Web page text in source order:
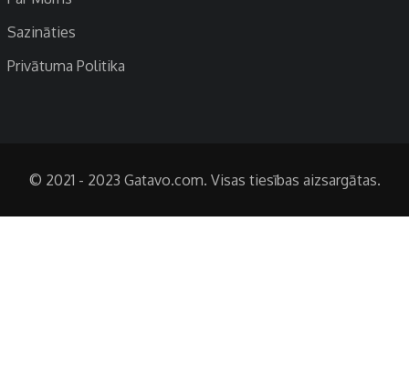
Sazināties
Privātuma Politika
© 2021 - 2023 Gatavo.com. Visas tiesības aizsargātas.